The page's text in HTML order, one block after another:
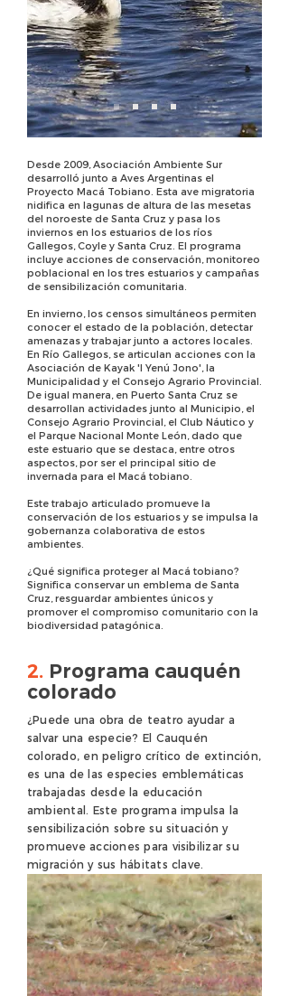
Desde 2009, Asociación Ambiente Sur
desarrolló junto a Aves Argentinas el
Proyecto Macá Tobiano. Esta ave migratoria
nidifica en lagunas de altura de las mesetas
del noroeste de Santa Cruz y pasa los
inviernos en los estuarios de los ríos
Gallegos, Coyle y Santa Cruz. El programa
incluye acciones de conservación, monitoreo
poblacional en los tres estuarios y campañas
de sensibilización comunitaria.
En invierno, los censos simultáneos permiten
conocer el estado de la población, detectar
amenazas y trabajar junto a actores locales.
En Río Gallegos, se articulan acciones con la
Asociación de Kayak 'I Yenú Jono', la
Municipalidad y el Consejo Agrario Provincial.
De igual manera, en Puerto Santa Cruz se
desarrollan actividades junto al Municipio, el
Consejo Agrario Provincial, el Club Náutico y
el Parque Nacional Monte León, dado que
este estuario que se destaca, entre otros
aspectos, por ser el principal sitio de
invernada para el Macá tobiano.
Este trabajo articulado promueve la
conservación de los estuarios y se impulsa la
gobernanza colaborativa de estos
ambientes.
¿Qué significa proteger al Macá tobiano?
Significa conservar un emblema de Santa
Cruz, resguardar ambientes únicos y
promover el compromiso comunitario con la
biodiversidad patagónica.
2. Programa cauquén
colorado
¿Puede una obra de teatro ayudar a
salvar una especie? El Cauquén
colorado, en peligro crítico de extinción,
es una de las especies emblemáticas
trabajadas desde la educación
ambiental. Este programa impulsa la
sensibilización sobre su situación y
promueve acciones para visibilizar su
migración y sus hábitats clave.